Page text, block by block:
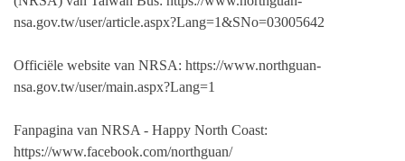
nsa.gov.tw/user/article.aspx?Lang=1&SNo=03005642
Officiële website van NRSA: https://www.northguan-
nsa.gov.tw/user/main.aspx?Lang=1
Fanpagina van NRSA - Happy North Coast:
https://www.facebook.com/northguan/